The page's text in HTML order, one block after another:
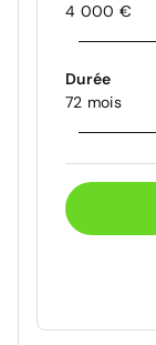
4 000 €
Durée
72 mois